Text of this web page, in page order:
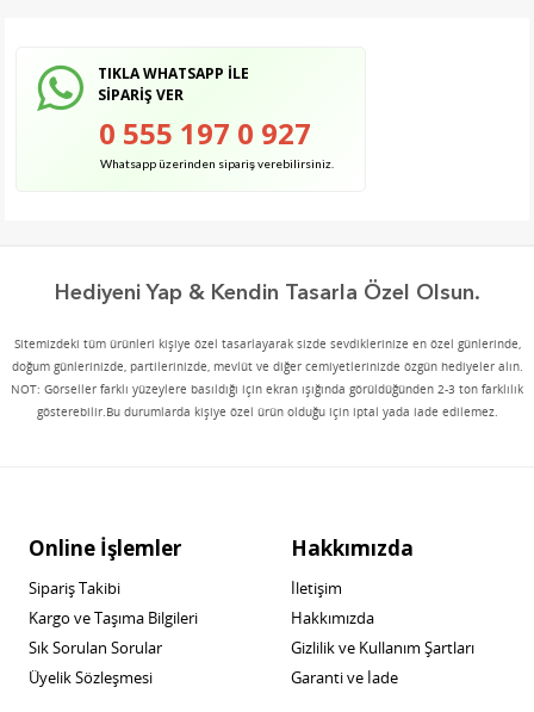
TIKLA WHATSAPP İLE
SİPARİŞ VER
0 555 197 0 927
Whatsapp üzerinden sipariş verebilirsiniz.
Hediyeni Yap & Kendin Tasarla Özel Olsun.
Sitemizdeki tüm ürünleri kişiye özel tasarlayarak sizde sevdiklerinize en özel günlerinde,
doğum günlerinizde, partilerinizde, mevlüt ve diğer cemiyetlerinizde özgün hediyeler alın.
NOT: Görseller farklı yüzeylere basıldığı için ekran ışığında görüldüğünden 2-3 ton farklılık
gösterebilir.Bu durumlarda kişiye özel ürün olduğu için iptal yada iade edilemez.
Online İşlemler
Sipariş Takibi
Kargo ve Taşıma Bilgileri
Sık Sorulan Sorular
Üyelik Sözleşmesi
Hakkımızda
İletişim
Hakkımızda
Gizlilik ve Kullanım Şartları
Garanti ve İade